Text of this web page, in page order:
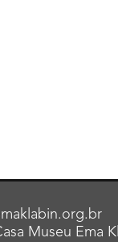
Museu Ema